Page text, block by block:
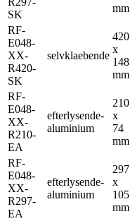
SK
mm
RF-
E048-
XX-
R420-
SK
selvklaebende
420
x
148
mm
RF-
E048-
XX-
R210-
EA
efterlysende-
aluminium
210
x
74
mm
RF-
E048-
XX-
R297-
EA
efterlysende-
aluminium
297
x
105
mm